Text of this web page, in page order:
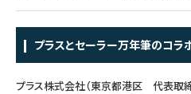
複合筆記具
マーキングペン
企業情報
特集
よくあるご質問
プラスとセーラー万年筆のコラ
プラス株式会社（東京都港区 代表取